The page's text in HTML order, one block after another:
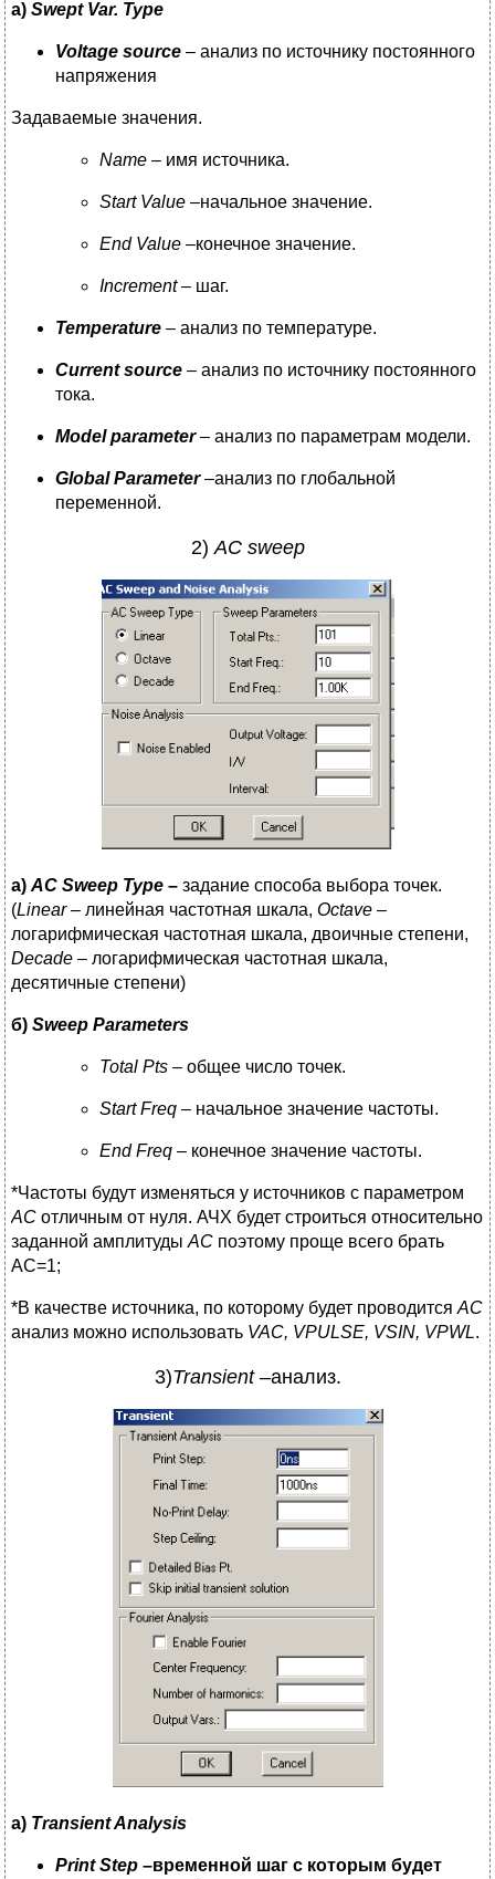
a) Swept Var. Type
Voltage source – анализ по источнику постоянного
напряжения
Задаваемые значения.
Name – имя источника.
Start Value –начальное значение.
End Value –конечное значение.
Increment– шаг.
Temperature – анализ по температуре.
Current source – анализ по источнику постоянного
тока.
Model parameter– анализ по параметрам модели.
Global Parameter –анализ по глобальной
переменной.
2)AC sweep
а) AC Sweep Type – задание способа выбора точек.
(Linear– линейная частотная шкала, Octave –
логарифмическая частотная шкала, двоичные степени,
Decade – логарифмическая частотная шкала,
десятичные степени)
б) Sweep Parameters
Total Pts – общее число точек.
Start Freq – начальное значение частоты.
End Freq – конечное значение частоты.
*Частоты будут изменяться у источников с параметром
AC отличным от нуля. АЧХ будет строиться относительно
заданной амплитуды AC поэтому проще всего брать
AC=1;
*В качестве источника, по которому будет проводится AC
анализ можно использовать VAC, VPULSE, VSIN, VPWL.
3)Transient–анализ.
a) Transient Analysis
Print Step –временной шаг с которым будет